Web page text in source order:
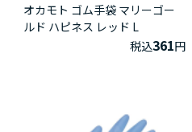
オカモト ゴム手袋 マリーゴー
ルド ハピネス レッド L
税込361円